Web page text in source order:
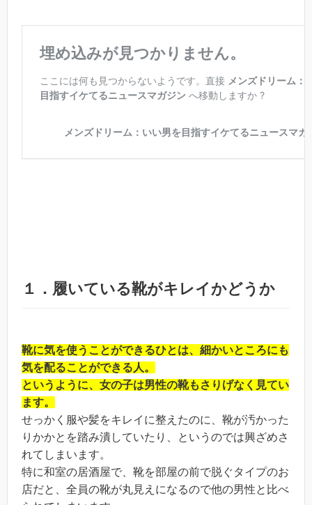
１．履いている靴がキレイかどうか
靴に気を使うことができるひとは、細かいところにも
気を配ることができる人。
というように、女の子は男性の靴もさりげなく見てい
ます。
せっかく服や髪をキレイに整えたのに、靴が汚かった
りかかとを踏み潰していたり、というのでは興ざめさ
れてしまいます。
特に和室の居酒屋で、靴を部屋の前で脱ぐタイプのお
店だと、全員の靴が丸見えになるので他の男性と比べ